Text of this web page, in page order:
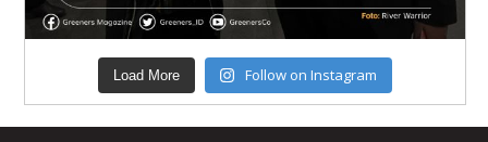
Load More Follow on Instagram